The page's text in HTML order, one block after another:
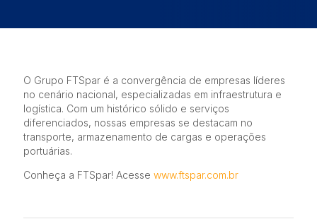
O Grupo FTSpar é a convergência de empresas líderes
no cenário nacional, especializadas em infraestrutura e
logística. Com um histórico sólido e serviços
diferenciados, nossas empresas se destacam no
transporte, armazenamento de cargas e operações
portuárias.
Conheça a FTSpar! Acesse www.ftspar.com.br